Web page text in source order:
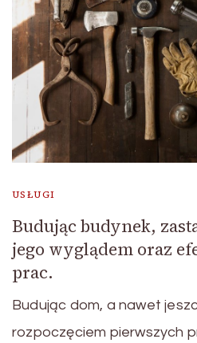
USŁUGI
Budując budynek,
jego wyglądem oraz
prac.
Budując dom, a nawet
rozpoczęciem pierwszych